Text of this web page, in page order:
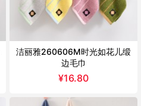
洁丽雅260606M时光如花儿缎
边毛巾
¥16.80